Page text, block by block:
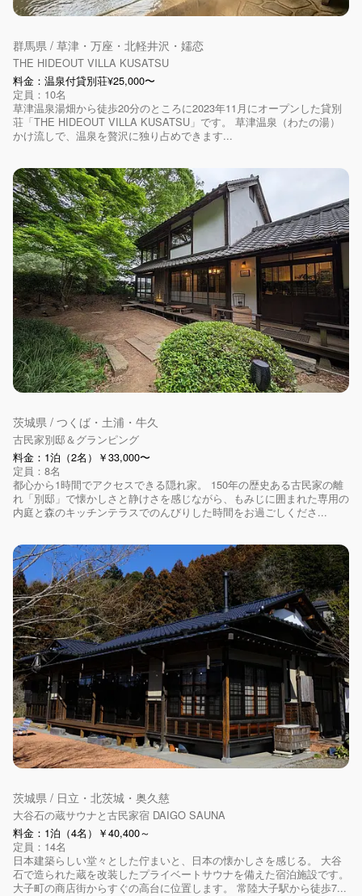
群馬県 / 草津・万座・北軽井沢・嬬恋
THE HIDEOUT VILLA KUSATSU
料金：温泉付貸別荘¥25,000〜
定員：10名
草津温泉湯畑から徒歩20分のところに2023年11月にオープンした貸別
荘「THE HIDEOUT VILLA KUSATSU」です。 草津温泉（わたの湯）
かけ流しで、温泉を贅沢に独り占めできます...
茨城県 / つくば・土浦・牛久
古民家別邸＆グランピング
料金：1泊（2名）￥33,000〜
定員：8名
都心から1時間でアクセスできる隠れ家。 150年の歴史ある古民家の離
れ「別邸」で懐かしさと静けさを感じながら、もみじに囲まれた専用の
内庭と森のキッチンテラスでのんびりした時間をお過ごしくださ...
茨城県 / 日立・北茨城・奥久慈
大谷石の蔵サウナと古民家宿 DAIGO SAUNA
料金：1泊（4名）￥40,400～
定員：14名
日本建築らしい堂々とした佇まいと、日本の懐かしさを感じる。 大谷
石で造られた蔵を改装したプライベートサウナを備えた宿泊施設です。
大子町の商店街からすぐの高台に位置します。 常陸大子駅から徒歩7...